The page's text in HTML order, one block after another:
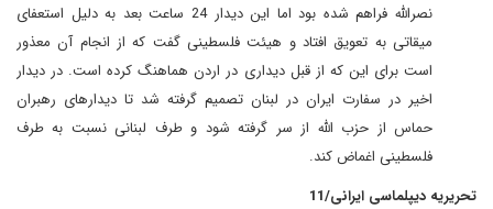
نصرالله فراهم شده بود اما این دیدار 24 ساعت بعد به دلیل استعفای
میقاتی به تعویق افتاد و هیئت فلسطینی گفت که از انجام آن معذور
است برای این که از قبل دیداری در اردن هماهنگ کرده است. در دیدار
اخیر در سفارت ایران در لبنان تصمیم گرفته شد تا دیدارهای رهبران
حماس از حزب الله از سر گرفته شود و طرف لبنانی نسبت به طرف
فلسطینی اغماض کند.
تحریریه دیپلماسی ایرانی/11